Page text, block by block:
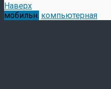
Наверх
мобильн. компьютерная